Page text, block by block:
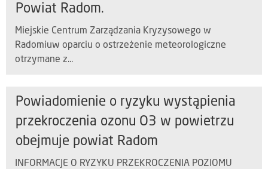
Powiat Radom.
Miejskie Centrum Zarządzania Kryzysowego w
Radomiuw oparciu o ostrzeżenie meteorologiczne
otrzymane z...
Powiadomienie o ryzyku wystąpienia
przekroczenia ozonu O3 w powietrzu
obejmuje powiat Radom
INFORMACJE O RYZYKU PRZEKROCZENIA POZIOMU